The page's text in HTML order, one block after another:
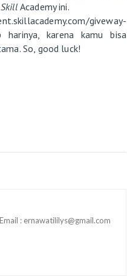
Skill Academy ini.
giveway-
karena kamu bisa
So, good luck!
: ernawatililys@gmail.com